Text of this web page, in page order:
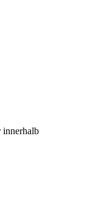
innerhalb